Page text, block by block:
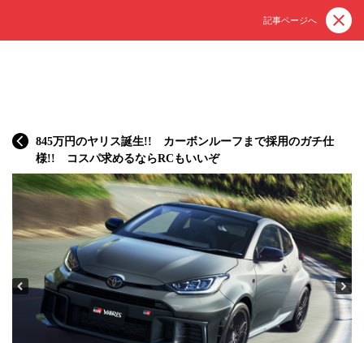
記事ページへ
845万円のヤリス誕生!! カーボンルーフまで採用のガチ仕
様!! コスパ求めるならRCもいいぞ